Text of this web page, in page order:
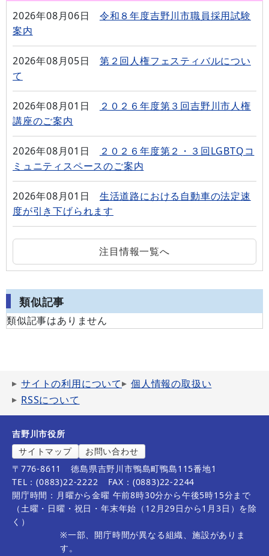
2026年08月06日
令和８年度吉野川市職員採用試験
案内
2026年08月05日
第２回人権フェスティバルについ
て
2026年08月01日
２０２６年度第３回吉野川市人権
講座のご案内
2026年08月01日
２０２６年度第２・３回LGBTQコ
ミュニティスペースのご案内
2026年08月01日
生活道路における自動車の法定速
度が引き下げられます
注目情報一覧へ
類似記事
類似記事はありません
サイトの利用について
個人情報の取扱い
RSSについて
吉野川市役所
サイトマップ
お問い合わせ
〒776-8611
徳島県吉野川市鴨島町鴨島115番地1
TEL：(0883)22-2222
FAX：(0883)22-2244
開庁時間：月曜から金曜 午前8時30分から午後5時15分まで
（土曜・日曜・祝日・年末年始（12月29日から1月3日）を除
く）
※一部、開庁時間が異なる組織、施設がありま
す。